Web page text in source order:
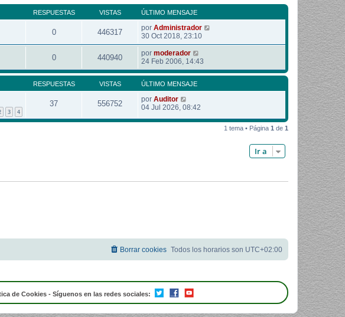
RESPUESTAS VISTAS ÚLTIMO MENSAJE
0 446317 por Administrador
30 Oct 2018, 23:10
0 440940 por moderador
24 Feb 2006, 14:43
RESPUESTAS VISTAS ÚLTIMO MENSAJE
3 4
37 556752 por Auditor
04 Jul 2026, 08:42
1 tema • Página 1 de 1
Ir a
Todos los horarios son UTC+02:00
Borrar cookies
de Cookies - Síguenos en las redes sociales: